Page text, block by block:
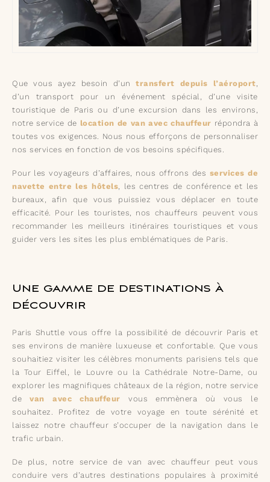
Que vous ayez besoin d’untransfert depuis l’aéroport,
d’un transport pour un événement spécial, d’une visite
touristique de Paris ou d’une excursion dans les environs,
notre service de location de van avec chauffeur répondra à
toutes vos exigences. Nous nous efforçons de personnaliser
nos services en fonction de vos besoins spécifiques.
Pour les voyageurs d’affaires, nous offrons des services de
navette entre les hôtels, les centres de conférence et les
bureaux, afin que vous puissiez vous déplacer en toute
efficacité. Pour les touristes, nos chauffeurs peuvent vous
recommander les meilleurs itinéraires touristiques et vous
guider vers les sites les plus emblématiques de Paris.
Une gamme de destinations à
découvrir
Paris Shuttle vous offre la possibilité de découvrir Paris et
ses environs de manière luxueuse et confortable. Que vous
souhaitiez visiter les célèbres monuments parisiens tels que
la Tour Eiffel, le Louvre ou la Cathédrale Notre-Dame, ou
explorer les magnifiques châteaux de la région, notre service
devan avec chauffeur vous emmènera où vous le
souhaitez. Profitez de votre voyage en toute sérénité et
laissez notre chauffeur s’occuper de la navigation dans le
trafic urbain.
De plus, notre service de van avec chauffeur peut vous
conduire vers d’autres destinations populaires à proximité